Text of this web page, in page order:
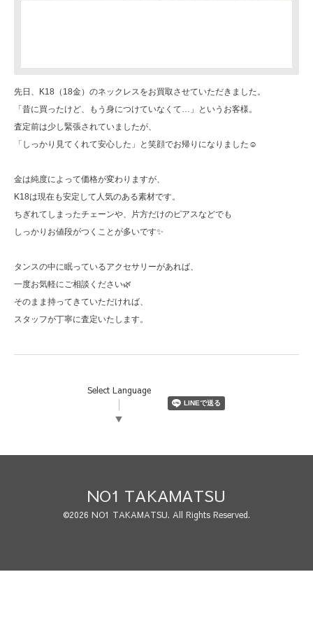
先日、K18（18金）のネックレスをお買取させていただきました。
「昔に買ったけど、もう身につけていなくて…」というお客様。
査定前は少し緊張されていましたが、
「しっかり見てくれて安心した」と笑顔でお帰りになりました☺️
金は純度によって価格が変わりますが、
K18は現在も安定して人気のある素材です。
ちぎれてしまったチェーンや、片方だけのピアスなどでも
しっかりお値段がつくことが多いです✨
タンスの中に眠っているアクセサリーがあれば、
一度お気軽にご相談ください🌿
そのまま持ってきていただければ、
スタッフが丁寧に査定いたします。
Select Language
▼
NO1 TAKAMATSU
©2026 NO1 TAKAMATSU. All Rights Reserved.